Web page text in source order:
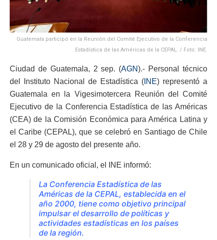
Guatemala participó en la Reunión del Comité Ejecutivo de la Conferencia
Estadística de las Américas de la CEPAL. / Foto: INE.
Ciudad de Guatemala, 2 sep. (AGN ).- Personal técnico
del Instituto Nacional de Estadística ( INE) representó a
Guatemala en la Vigesimotercera Reunión del Comité
Ejecutivo de la Conferencia Estadística de las Américas
(CEA) de la Comisión Económica para América Latina y
el Caribe (CEPAL), que se celebró en Santiago de Chile
el 28 y 29 de agosto del presente año.
En un comunicado oficial, el INE informó:
La Conferencia Estadística de las
Américas de la CEPAL, establecida en el
año 2000, tiene como objetivo principal
impulsar el desarrollo de políticas y
actividades estadísticas en los países
de la región.